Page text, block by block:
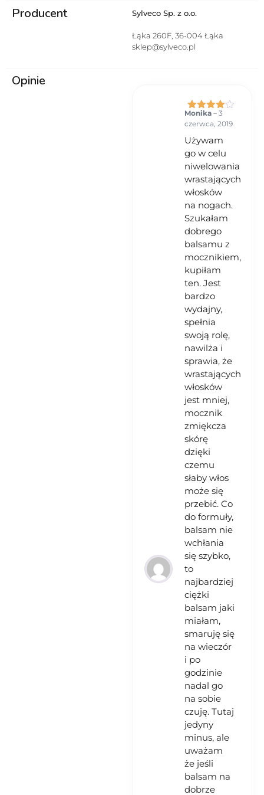
sposobem użycia. 3) Unikać
stosować na uszkodzoną lub
podrażnioną skórę. 5) W
miejscu niedostępnym dla
dzieci. 7) Przeciwwskazania –
uczulenie na którykolwiek ze
Producent Sylveco Sp. z o.o.
Łąka 260F, 36-004 Łąka
sklep@sylveco.pl
Opinie
Oceniono
4na 5
Monika – 3
czerwca, 2019
Używam
go w celu
niwelowania
wrastających
włosków
na nogach.
Szukałam
dobrego
balsamu z
mocznikiem,
kupiłam
ten. Jest
bardzo
wydajny,
spełnia
swoją rolę,
nawilża i
sprawia, że
wrastających
włosków
jest mniej,
mocznik
zmiękcza
skórę
dzięki
czemu
słaby włos
może się
przebić. Co
do formuły,
balsam nie
wchłania
się szybko,
to
najbardziej
ciężki
balsam jaki
miałam,
smaruję się
na wieczór
i po
godzinie
nadal go
na sobie
czuję. Tutaj
jedyny
minus, ale
uważam
że jeśli
balsam na
dobrze